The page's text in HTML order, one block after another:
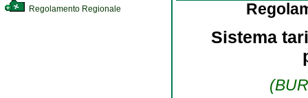
Regolamento Regionale
Sistema